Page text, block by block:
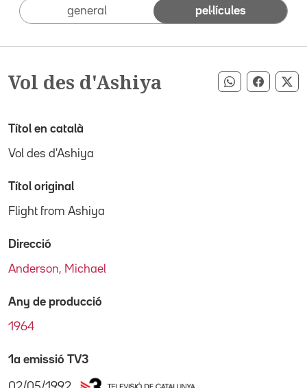
general pel·lícules
Vol des d'Ashiya Compartir
Títol en català
Vol des d'Ashiya
Títol original
Flight from Ashiya
Direcció
Anderson, Michael
Any de producció
1964
1a emissió TV3